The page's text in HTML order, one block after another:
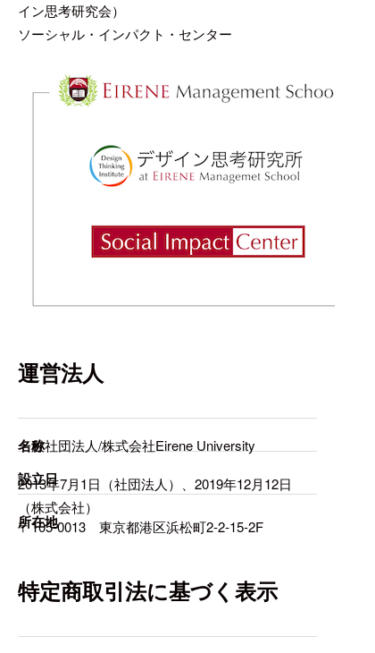
イン思考研究会）
ソーシャル・インパクト・センター
運営法人
名称
一般社団法人/株式会社Eirene University
設立日
2013年7月1日（社団法人）、2019年12月12日
（株式会社）
所在地
〒105-0013 東京都港区浜松町2-2-15-2F
特定商取引法に基づく表示